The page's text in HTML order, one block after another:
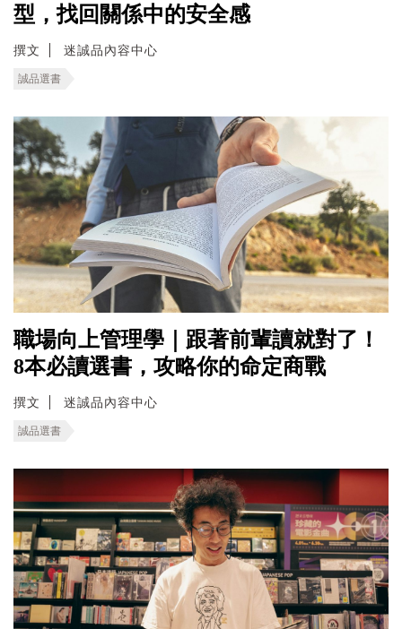
型，找回關係中的安全感
撰文 迷誠品內容中心
誠品選書
職場向上管理學｜跟著前輩讀就對了！
8本必讀選書，攻略你的命定商戰
撰文 迷誠品內容中心
誠品選書